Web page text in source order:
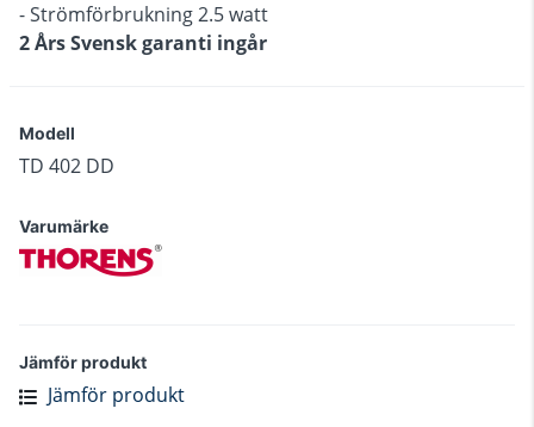
- Strömförbrukning 2.5 watt
2 Års Svensk garanti ingår
Modell
TD 402 DD
Varumärke
Jämför produkt
Jämför produkt